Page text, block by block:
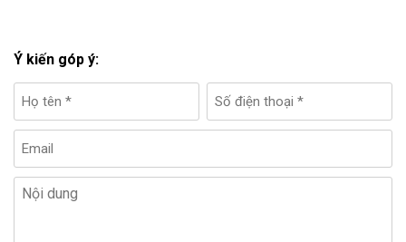
Ý kiến góp ý: